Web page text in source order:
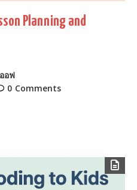
Planning and
อฟ
0 Comments